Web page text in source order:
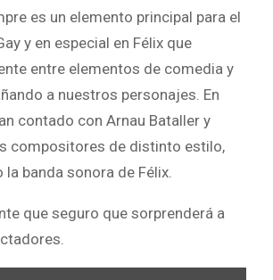
es un elemento principal para el
y en especial en Félix que
entre elementos de comedia y
a nuestros personajes. En
contado con Arnau Bataller y
compositores de distinto estilo,
la banda sonora de Félix.
que seguro que sorprenderá a